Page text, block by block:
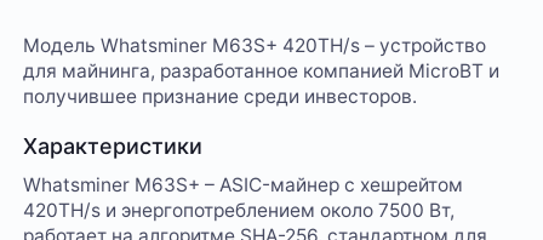
Модель Whatsminer M63S+ 420TH/s – устройство
для майнинга, разработанное компанией MicroBT и
получившее признание среди инвесторов.
Характеристики
Whatsminer M63S+ – ASIC-майнер с хешрейтом
420TH/s и энергопотреблением около 7500 Вт,